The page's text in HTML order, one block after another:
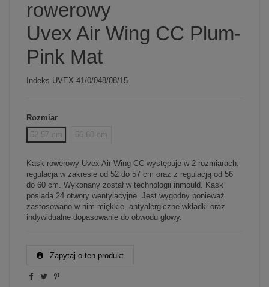
rowerowy
Uvex Air Wing CC Plum-
Pink Mat
Indeks UVEX-41/0/048/08/15
Rozmiar
52-57 cm
56-60 cm
Kask rowerowy Uvex Air Wing CC występuje w 2 rozmiarach:
regulacja w zakresie od 52 do 57 cm oraz z regulacją od 56
do 60 cm. Wykonany został w technologii inmould. Kask
posiada 24 otwory wentylacyjne. Jest wygodny ponieważ
zastosowano w nim miękkie, antyalergiczne wkładki oraz
indywidualne dopasowanie do obwodu głowy.
Zapytaj o ten produkt